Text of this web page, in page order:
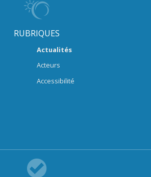
RUBRIQUES
Actualités
Acteurs
Accessibilité